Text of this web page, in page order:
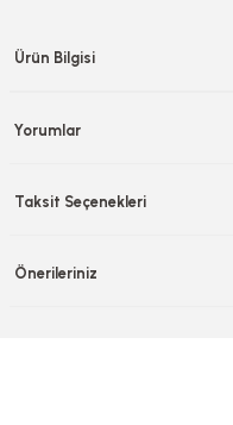
Ürün Bilgisi
Yorumlar
Taksit Seçenekleri
Önerileriniz